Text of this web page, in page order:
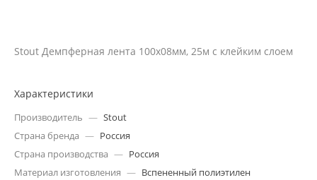
Stout Демпферная лента 100х08мм, 25м с клейким слоем
Характеристики
Производитель — Stout
Страна бренда — Россия
Страна производства — Россия
Материал изготовления — Вспененный полиэтилен